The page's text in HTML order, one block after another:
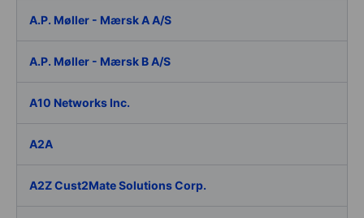
A.P. Møller - Mærsk A A/S
A.P. Møller - Mærsk B A/S
A10 Networks Inc.
A2A
A2Z Cust2Mate Solutions Corp.